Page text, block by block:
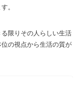
。
る限りその人らしい生活
の視点から生活の質が